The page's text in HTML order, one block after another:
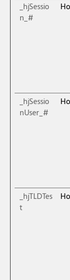
_hjSessio
n_#
_hjSessio
nUser_#
_hjTLDTes
t